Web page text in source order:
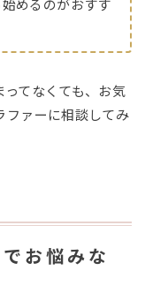
めるのがおすす
てなくても、お気
ファーに相談してみ
お悩みな